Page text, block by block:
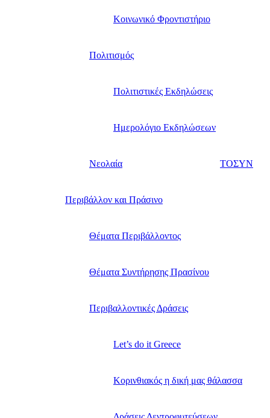
Κοινωνικό Φροντιστήριο
Πολιτισμός
Πολιτιστικές Εκδηλώσεις
Ημερολόγιο Εκδηλώσεων
Νεολαία ΤΟΣΥΝ
Περιβάλλον και Πράσινο
Θέματα Περιβάλλοντος
Θέματα Συντήρησης Πρασίνου
Περιβαλλοντικές Δράσεις
Let’s do it Greece
Kορινθιακός η δική μας θάλασσα